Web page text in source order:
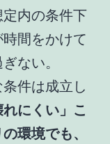
定内の条件下
間をかけて
ない。
件は成立し
れにくい」こ
環境でも、